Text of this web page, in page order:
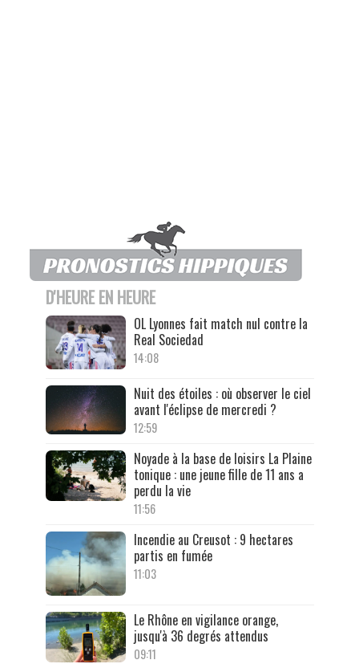
D'HEURE EN HEURE
OL Lyonnes fait match nul contre la
Real Sociedad
14:08
Nuit des étoiles : où observer le ciel
avant l'éclipse de mercredi ?
12:59
Noyade à la base de loisirs La Plaine
tonique : une jeune fille de 11 ans a
perdu la vie
11:56
Incendie au Creusot : 9 hectares
partis en fumée
11:03
Le Rhône en vigilance orange,
jusqu'à 36 degrés attendus
09:11